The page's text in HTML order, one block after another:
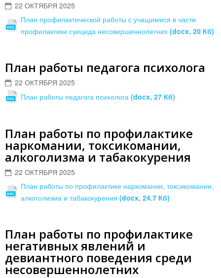
22 ОКТЯБРЯ 2025
План профилактической работы с учащимися в части
профилактики суицида несовершеннолетних (docx, 20 Кб)
План работы педагога психолога
22 ОКТЯБРЯ 2025
План работы педагога психолога (docx, 27 Кб)
План работы по профилактике
наркомании, токсикомании,
алкоголизма и табакокурения
22 ОКТЯБРЯ 2025
План работы по профилактике наркомании, токсикомании,
алкоголизма и табакокурения (docx, 24.7 Кб)
План работы по профилактике
негативных явлений и
девиантного поведения среди
несовершеннолетних